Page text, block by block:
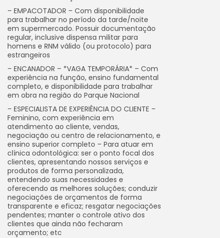
– EMPACOTADOR – Com disponibilidade
para trabalhar no período da tarde/noite
em supermercado. Possuir documentação
regular, inclusive dispensa militar para
homens e RNM válido (ou protocolo) para
estrangeiros
– ENCANADOR – *VAGA TEMPORÁRIA* – Com
experiência na função, ensino fundamental
completo, e disponibilidade para trabalhar
em obra na região do Parque Nacional
– ESPECIALISTA DE EXPERIÊNCIA DO CLIENTE –
Feminino, com experiência em
atendimento ao cliente, vendas,
negociação ou centro de relacionamento, e
ensino superior completo – Para atuar em
clínica odontológica: ser o ponto focal dos
clientes, apresentando nossos serviços e
produtos de forma personalizada,
entendendo suas necessidades e
oferecendo as melhores soluções; conduzir
negociações de orçamentos de forma
transparente e eficaz; resgatar negociações
pendentes; manter o controle ativo dos
clientes que ainda não fecharam
orçamento; etc